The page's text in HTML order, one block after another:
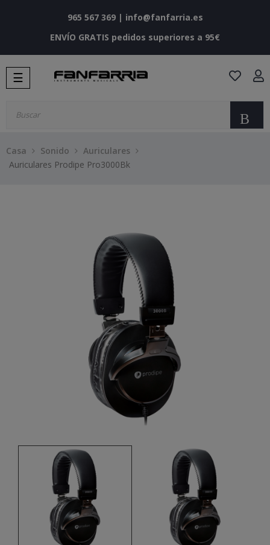
965 567 369| info@fanfarria.es
ENVÍO GRATIS pedidos superiores a 95€
Navegación
de
☰
Casa Sonido
Auriculares
Auriculares Prodipe Pro3000Bk